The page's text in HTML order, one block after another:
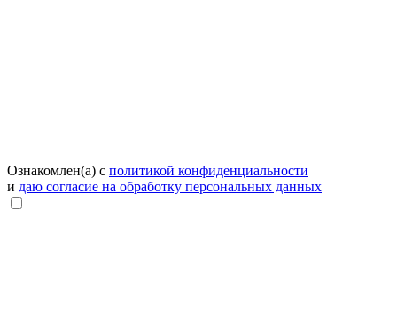
Ознакомлен(а) с политикой конфиденциальности
и даю согласие на обработку персональных данных